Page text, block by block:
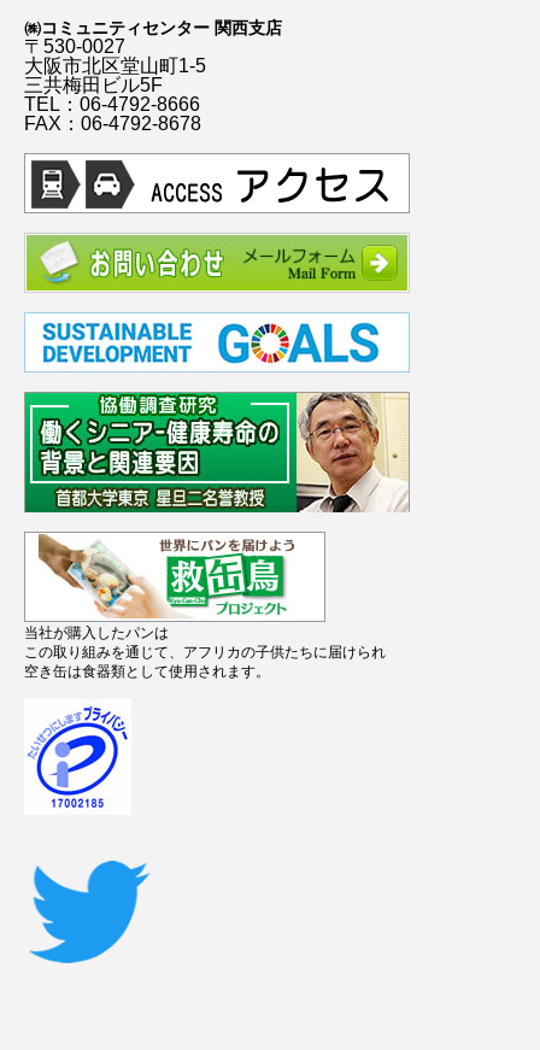
㈱コミュニティセンター 関西支店
〒530-0027
大阪市北区堂山町1-5
三共梅田ビル5F
TEL：06-4792-8666
FAX：06-4792-8678
当社が購入したパンは
この取り組みを通じて、アフリカの子供たちに届けられ
空き缶は食器類として使用されます。